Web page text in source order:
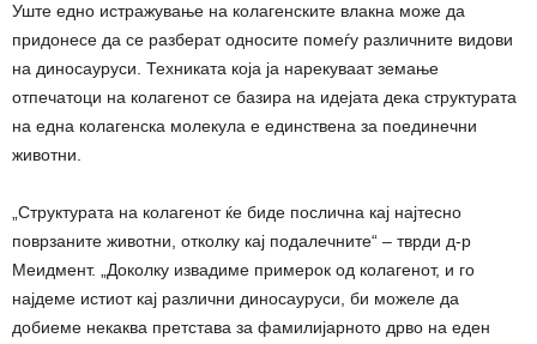
Уште едно истражување на колагенските влакна може да
придонесе да се разберат односите помеѓу различните видови
на диносауруси. Техниката која ја нарекуваат земање
отпечатоци на колагенот се базира на идејата дека структурата
на една колагенска молекула е единствена за поединечни
животни.
„Структурата на колагенот ќе биде послична кај најтесно
поврзаните животни, отколку кај подалечните“ – тврди д-р
Меидмент. „Доколку извадиме примерок од колагенот, и го
најдеме истиот кај различни диносауруси, би можеле да
добиеме некаква претстава за фамилијарното дрво на еден